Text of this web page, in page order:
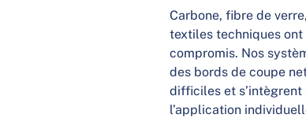
Carbone, fibre de
textiles techniques ont
compromis. Nos
des bords de coupe
difficiles et s’intègrent
l’application